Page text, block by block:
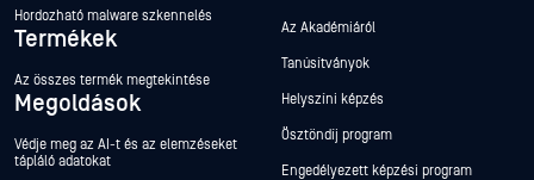
Hordozható malware szkennelés
Termékek
Az összes termék megtekintése
Megoldások
Védje meg az AI-t és az elemzéseket
tápláló adatokat
Az Akadémiáról
Tanúsítványok
Helyszíni képzés
Ösztöndíj program
Engedélyezett képzési program